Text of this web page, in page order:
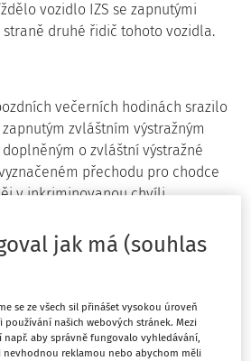
vozidlo IZS se zapnutými
straně druhé řidič tohoto vozidla.
večerních hodinách srazilo
zvláštním výstražným
o zvláštní výstražné
přechodu pro chodce
v inkriminovanou chvíli
do nemocnice podlehla. U
dechová zkouška s
Technická závada jako příčina
na místě zjištěna ani uplatněna.
vzniku nehody
jak má (souhlas
se ze všech sil přinášet vysokou úroveň
našich webových stránek. Mezi
aby správně fungovalo vyhledávání,
nevhodnou reklamou nebo abychom měli